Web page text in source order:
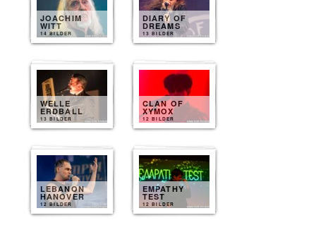
JOACHIM
WITT
14 BILDER
DIARY OF
DREAMS
13 BILDER
WELLE
ERDBALL
13 BILDER
CLAN OF
XYMOX
12 BILDER
LEBANON
HANOVER
12 BILDER
EMPATHY
TEST
12 BILDER